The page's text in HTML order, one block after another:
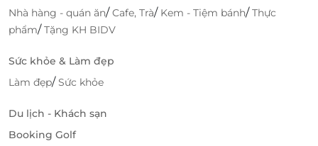
chịu trong suốt thời gian thưởng thức bữa ăn.
Lý Do Chọn Thẻ Quà Tặng Spicy Box
Qua LifeLink
Tiện Lợi, Nhanh Chóng
cách nhanh chóng và tiện lợi mà không cần phải đi
đâu xa. Với vài thao tác đơn giản, bạn có thể mua thẻ
Nhà hàng - quán ăn/Cafe, Trà/ Kem - Tiệm bánh/Thực
phẩm/Tặng KH BIDV
Sức khỏe & Làm đẹp
Làm đẹp/Sức khỏe
Du lịch - Khách sạn
Booking Golf